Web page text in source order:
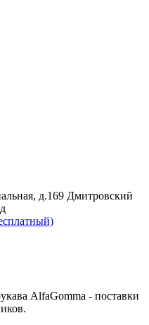
д.169 Дмитровский
AlfaGomma - поставки